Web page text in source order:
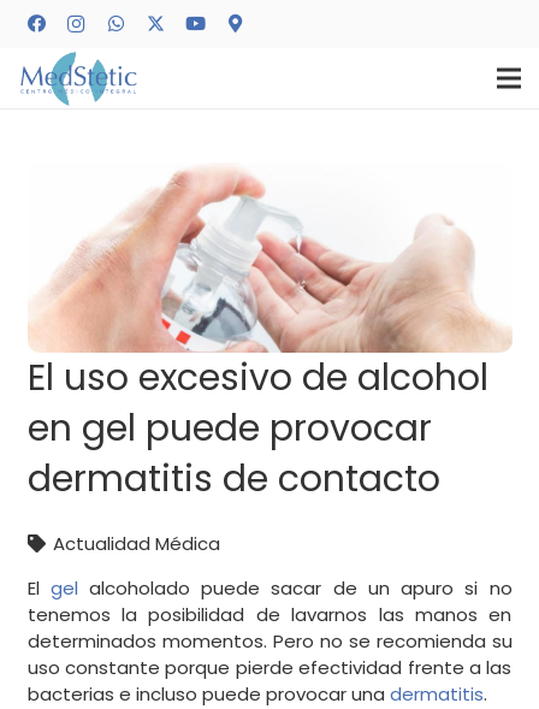
El uso excesivo de alcohol
en gel puede provocar
dermatitis de contacto
Actualidad Médica
El gel alcoholado puede sacar de un apuro si no
tenemos la posibilidad de lavarnos las manos en
determinados momentos. Pero no se recomienda su
uso constante porque pierde efectividad frente a las
bacterias e incluso puede provocar una dermatitis.